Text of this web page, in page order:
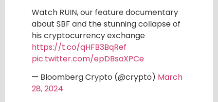
Watch RUIN, our feature documentary
about SBF and the stunning collapse of
his cryptocurrency exchange
https://t.co/qHFB3BqRef
pic.twitter.com/epDBsaXPCe
— Bloomberg Crypto (@crypto) March
28, 2024